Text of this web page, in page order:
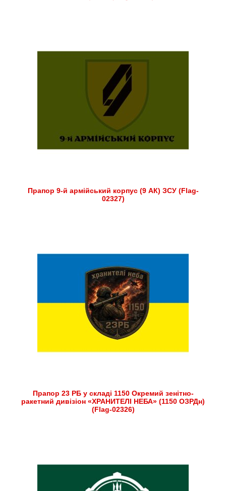
Прапор 9-й армійський корпус (9 АК) ЗСУ (Flag-
02327)
Прапор 23 РБ у складі 1150 Окремий зенітно-
ракетний дивізіон «ХРАНИТЕЛІ НЕБА» (1150 ОЗРДн)
(Flag-02326)